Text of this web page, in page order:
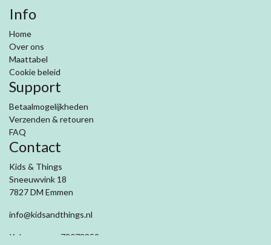
Info
Home
Over ons
Maattabel
Cookie beleid
Support
Betaalmogelijkheden
Verzenden & retouren
FAQ
Contact
Kids & Things
Sneeuwvink 18
7827 DM Emmen
info@kidsandthings.nl
Kvk nummer: 78073359